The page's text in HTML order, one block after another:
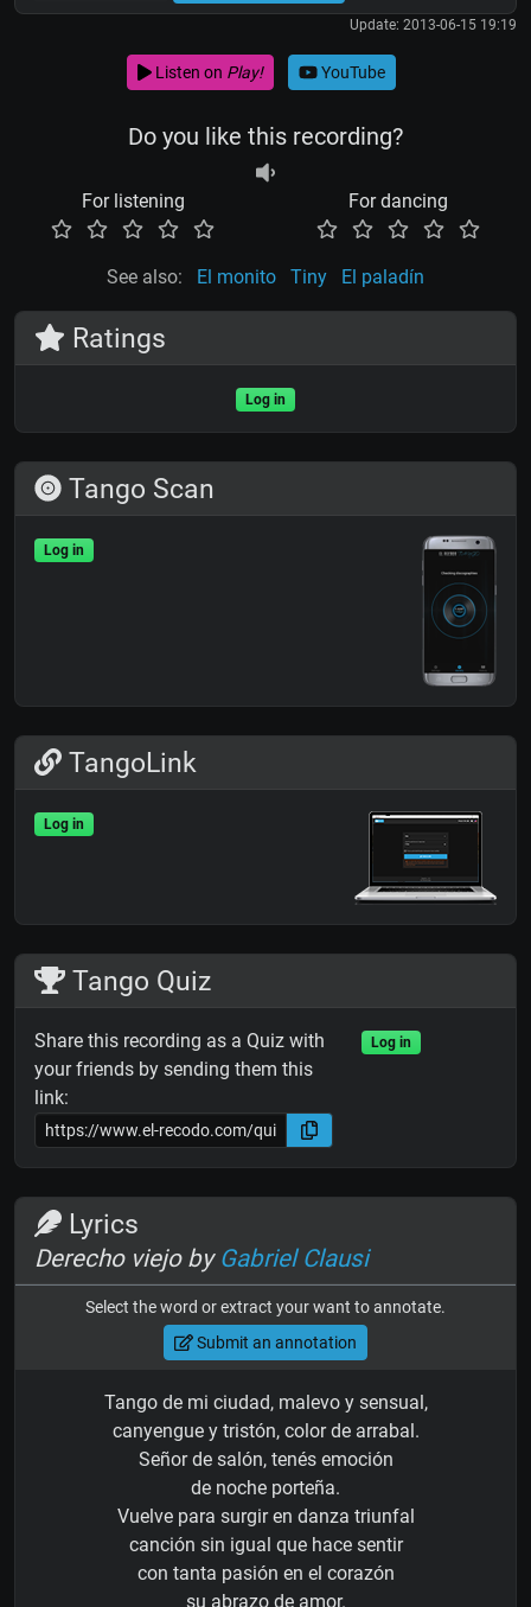
Update: 2013-06-15 19:19
Listen on Play! YouTube
Do you like this recording?
For listening For dancing
See also: El monito Tiny El paladín
Ratings
Log in
Tango Scan
Log in
TangoLink
Log in
Tango Quiz
Share this recording as a Quiz with
your friends by sending them this
link:
Log in
Lyrics
Derecho viejo by Gabriel Clausi
Select the word or extract your want to annotate.
Submit an annotation
Tango de mi ciudad, malevo y sensual,
canyengue y tristón, color de arrabal.
Señor de salón, tenés emoción
de noche porteña.
Vuelve para surgir en danza triunfal
canción sin igual que hace sentir
con tanta pasión en el corazón
su abrazo de amor.